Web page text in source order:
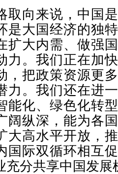
取向来说，中国
是大国经济的独
扩大内需、做强
力。我们正在加
，把政策资源更
力。我们还在进
能化、绿色化转
阔纵深，能为各
大高水平开放，
国际双循环相互
充分共享中国发展